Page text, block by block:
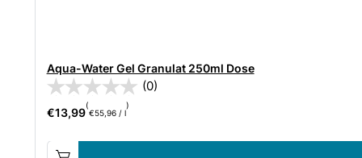
Aqua-Water Gel Granulat 250ml Dose
(0)
€13,99
(
€55,96/ l
)